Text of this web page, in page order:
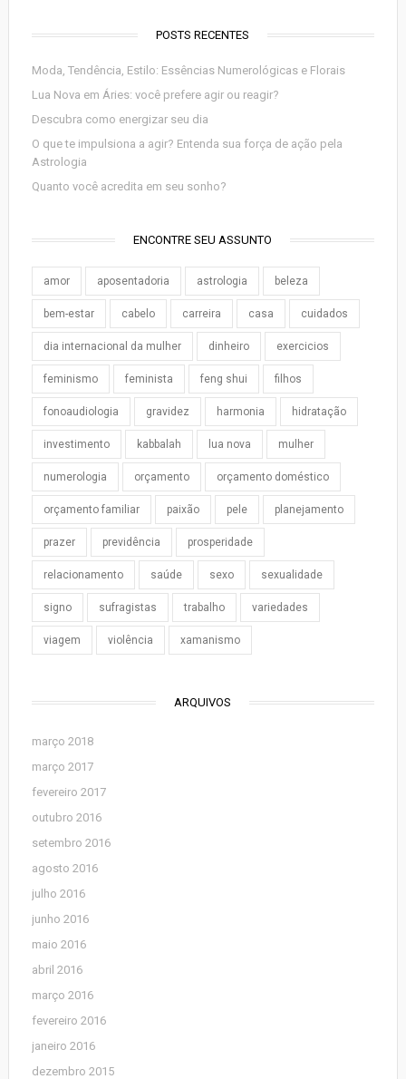
POSTS RECENTES
Moda, Tendência, Estilo: Essências Numerológicas e Florais
Lua Nova em Áries: você prefere agir ou reagir?
Descubra como energizar seu dia
O que te impulsiona a agir? Entenda sua força de ação pela
Astrologia
Quanto você acredita em seu sonho?
ENCONTRE SEU ASSUNTO
amor aposentadoria astrologia beleza
bem-estar cabelo carreira casa cuidados
dia internacional da mulher dinheiro exercicios
feminismo feminista feng shui filhos
fonoaudiologia gravidez harmonia hidratação
investimento kabbalah lua nova mulher
numerologia orçamento orçamento doméstico
orçamento familiar paixão pele planejamento
prazer previdência prosperidade
relacionamento saúde sexo sexualidade
signo sufragistas trabalho variedades
viagem violência xamanismo
ARQUIVOS
março 2018
março 2017
fevereiro 2017
outubro 2016
setembro 2016
agosto 2016
julho 2016
junho 2016
maio 2016
abril 2016
março 2016
fevereiro 2016
janeiro 2016
dezembro 2015